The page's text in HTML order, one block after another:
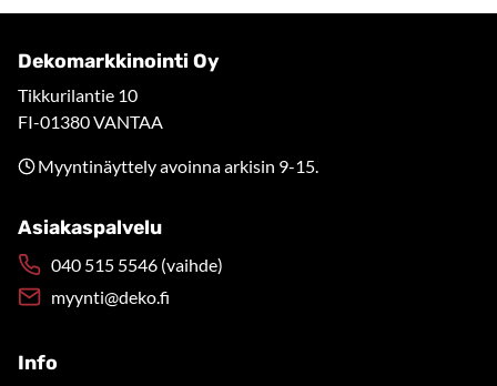
Dekomarkkinointi Oy
Tikkurilantie 10
FI-01380 VANTAA
Myyntinäyttely avoinna arkisin 9-15.
Asiakaspalvelu
040 515 5546 (vaihde)
myynti@deko.fi
Info